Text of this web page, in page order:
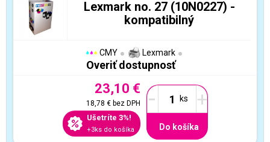
Lexmark no. 27 (10N0227) -
kompatibilný
CMY Lexmark
Overiť dostupnosť
23,10 €
18,78 €bez DPH
Ušetríte 3%!
+3ks do košíka
- +
Do košíka